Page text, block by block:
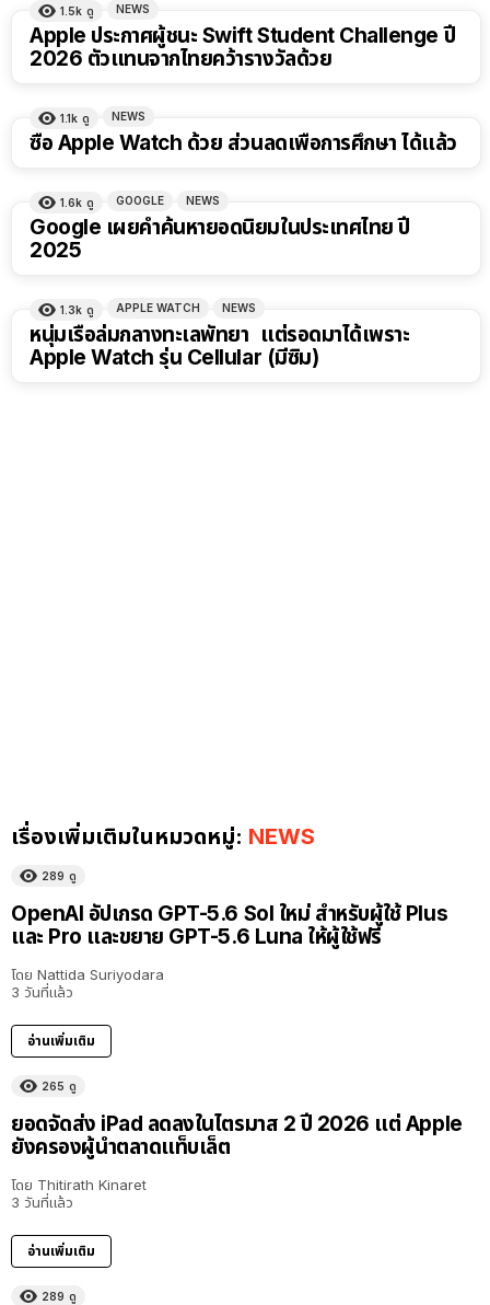
1.5k ดู NEWS
Apple ประกาศผู้ชนะ Swift Student Challenge ปี
2026 ตัวแทนจากไทยคว้ารางวัลด้วย
1.1k ดู NEWS
ซื้อ Apple Watch ด้วย ส่วนลดเพื่อการศึกษา ได้แล้ว
1.6k ดู GOOGLE NEWS
Google เผยคำค้นหายอดนิยมในประเทศไทย ปี
2025
1.3k ดู APPLE WATCH NEWS
หนุ่มเรือล่มกลางทะเลพัทยา แต่รอดมาได้เพราะ
Apple Watch รุ่น Cellular (มีซิม)
เรื่องเพิ่มเติมในหมวดหมู่: NEWS
289 ดู
OpenAI อัปเกรด GPT-5.6 Sol ใหม่ สำหรับผู้ใช้ Plus
และ Pro และขยาย GPT-5.6 Luna ให้ผู้ใช้ฟรี
โดย Nattida Suriyodara
3 วันที่แล้ว
อ่านเพิ่มเติม
265 ดู
ยอดจัดส่ง iPad ลดลงในไตรมาส 2 ปี 2026 แต่ Apple
ยังครองผู้นำตลาดแท็บเล็ต
โดย Thitirath Kinaret
3 วันที่แล้ว
อ่านเพิ่มเติม
289 ดู